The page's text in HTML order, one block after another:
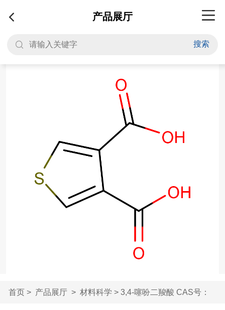
产品展厅
搜索
首页> 产品展厅> 材料科学 > 3,4-噻吩二羧酸 CAS号：